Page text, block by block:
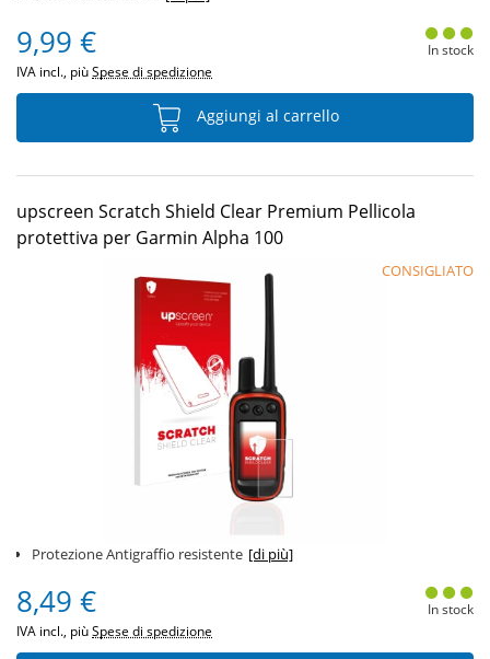
9,99 €
IVA incl., piùSpese di spedizione
In stock
Aggiungi al carrello
upscreen Scratch Shield Clear Premium Pellicola
protettiva per Garmin Alpha 100
CONSIGLIATO
Protezione Antigraffio resistente [di più]
8,49 €
IVA incl., piùSpese di spedizione
In stock